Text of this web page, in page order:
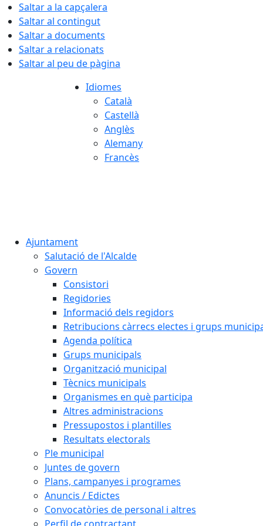
Saltar a la capçalera
Saltar al contingut
Saltar a documents
Saltar a relacionats
Saltar al peu de pàgina
Idiomes
Català
Castellà
Anglès
Alemany
Francès
Ajuntament
Salutació de l'Alcalde
Govern
Consistori
Regidories
Informació dels regidors
Retribucions càrrecs electes i grups
Agenda política
Grups municipals
Organització municipal
Tècnics municipals
Organismes en què participa
Altres administracions
Pressupostos i plantilles
Resultats electorals
Ple municipal
Juntes de govern
Plans, campanyes i programes
Anuncis / Edictes
Convocatòries de personal i altres